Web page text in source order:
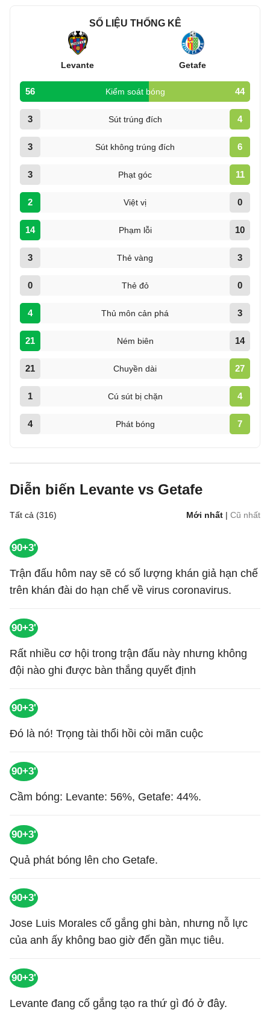
SỐ LIỆU THỐNG KÊ
Levante Getafe
56 Kiểm soát bóng 44
3 Sút trúng đích 4
3 Sút không trúng đích 6
3 Phạt góc 11
2 Việt vị 0
14 Phạm lỗi 10
3 Thẻ vàng 3
0 Thẻ đỏ 0
4 Thủ môn cản phá 3
21 Ném biên 14
21 Chuyền dài 27
1 Cú sút bị chặn 4
4 Phát bóng 7
Diễn biến Levante vs Getafe
Tất cả (316) Mới nhất | Cũ nhất
90+3'
Trận đấu hôm nay sẽ có số lượng khán giả hạn chế
trên khán đài do hạn chế về virus coronavirus.
90+3'
Rất nhiều cơ hội trong trận đấu này nhưng không
đội nào ghi được bàn thắng quyết định
90+3'
Đó là nó! Trọng tài thổi hồi còi mãn cuộc
90+3'
Cầm bóng: Levante: 56%, Getafe: 44%.
90+3'
Quả phát bóng lên cho Getafe.
90+3'
Jose Luis Morales cố gắng ghi bàn, nhưng nỗ lực
của anh ấy không bao giờ đến gần mục tiêu.
90+3'
Levante đang cố gắng tạo ra thứ gì đó ở đây.